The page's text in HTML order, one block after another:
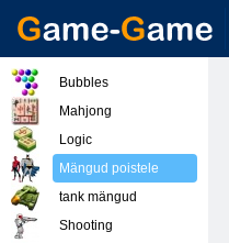
Bubbles
Mahjong
Logic
Mängud poistele
tank mängud
Shooting